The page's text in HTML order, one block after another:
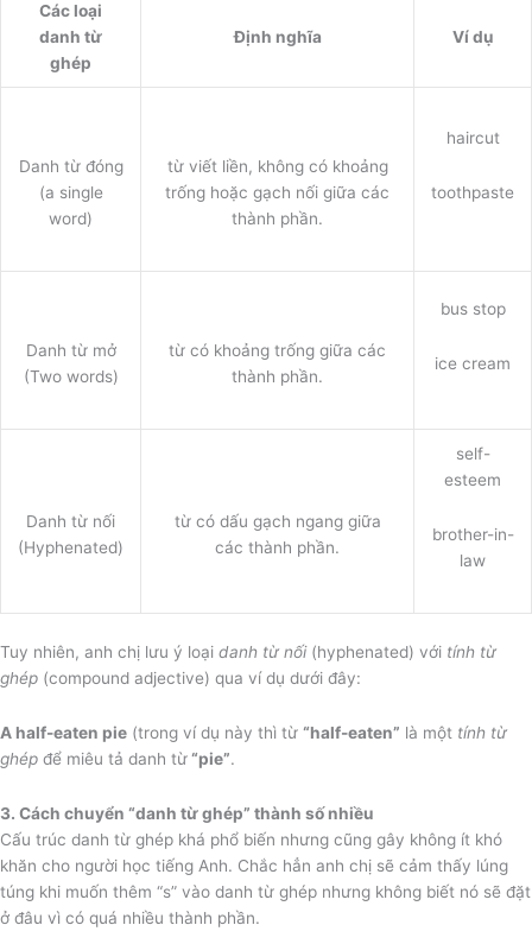
Các loại
danh từ
ghép
Định nghĩa Ví dụ
Danh từ đóng
(a single
word)
từ viết liền, không có khoảng
trống hoặc gạch nối giữa các
thành phần.
haircut
toothpaste
Danh từ mở
(Two words)
từ có khoảng trống giữa các
thành phần.
bus stop
ice cream
Danh từ nối
(Hyphenated)
từ có dấu gạch ngang giữa
các thành phần.
self-
esteem
brother-in-
law
Tuy nhiên, anh chị lưu ý loại danh từ nối(hyphenated) với tính từ
ghép (compound adjective) qua ví dụ dưới đây:
A half-eaten pie (trong ví dụ này thì từ “half-eaten” là một tính từ
ghép để miêu tả danh từ“pie”.
3. Cách chuyển “danh từ ghép” thành số nhiều
Cấu trúc danh từ ghép khá phổ biến nhưng cũng gây không ít khó
khăn cho người học tiếng Anh. Chắc hẳn anh chị sẽ cảm thấy lúng
túng khi muốn thêm “s” vào danh từ ghép nhưng không biết nó sẽ đặt
ở đâu vì có quá nhiều thành phần.